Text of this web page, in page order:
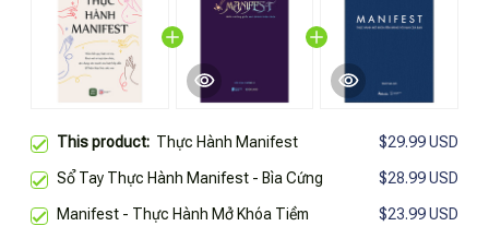
This product: Thực Hành Manifest $29.99 USD
Sổ Tay Thực Hành Manifest - Bìa Cứng $28.99 USD
Manifest - Thực Hành Mở Khóa Tiềm
$23.99 USD